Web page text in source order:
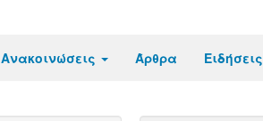
Ανακοινώσεις Άρθρα Ειδήσεις